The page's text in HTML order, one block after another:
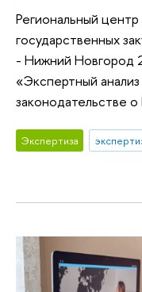
Региональный
государственных
- Нижний Новгород
«Экспертный
законодательстве
Экспертиза